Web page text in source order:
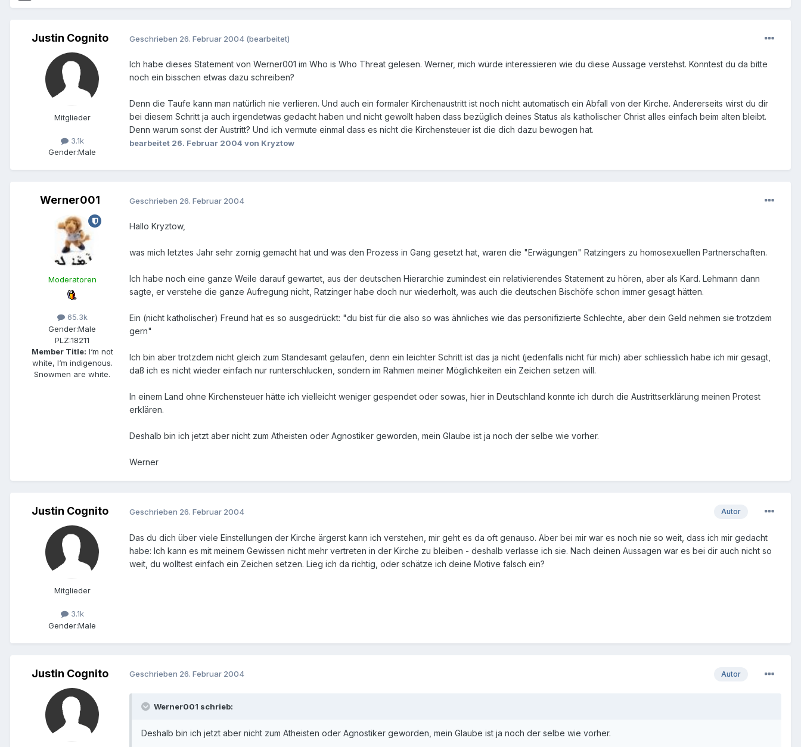
Justin Cognito
Mitglieder
3.1k
Gender:Male
Geschrieben 26. Februar 2004 (bearbeitet)
Ich habe dieses Statement von Werner001 im Who is Who Threat gelesen. Werner, mich würde interessieren wie du diese Aussage verstehst. Könntest du da bitte
noch ein bisschen etwas dazu schreiben?
Denn die Taufe kann man natürlich nie verlieren. Und auch ein formaler Kirchenaustritt ist noch nicht automatisch ein Abfall von der Kirche. Andererseits wirst du dir
bei diesem Schritt ja auch irgendetwas gedacht haben und nicht gewollt haben dass bezüglich deines Status als katholischer Christ alles einfach beim alten bleibt.
Denn warum sonst der Austritt? Und ich vermute einmal dass es nicht die Kirchensteuer ist die dich dazu bewogen hat.
bearbeitet 26. Februar 2004 von Kryztow
Werner001
Moderatoren
65.3k
Gender:Male
PLZ:18211
Member Title: I‘m not
white, I‘m indigenous.
Snowmen are white.
Geschrieben 26. Februar 2004
Hallo Kryztow,
was mich letztes Jahr sehr zornig gemacht hat und was den Prozess in Gang gesetzt hat, waren die "Erwägungen" Ratzingers zu homosexuellen Partnerschaften.
Ich habe noch eine ganze Weile darauf gewartet, aus der deutschen Hierarchie zumindest ein relativierendes Statement zu hören, aber als Kard. Lehmann dann
sagte, er verstehe die ganze Aufregung nicht, Ratzinger habe doch nur wiederholt, was auch die deutschen Bischöfe schon immer gesagt hätten.
Ein (nicht katholischer) Freund hat es so ausgedrückt: "du bist für die also so was ähnliches wie das personifizierte Schlechte, aber dein Geld nehmen sie trotzdem
gern"
Ich bin aber trotzdem nicht gleich zum Standesamt gelaufen, denn ein leichter Schritt ist das ja nicht (jedenfalls nicht für mich) aber schliesslich habe ich mir gesagt,
daß ich es nicht wieder einfach nur runterschlucken, sondern im Rahmen meiner Möglichkeiten ein Zeichen setzen will.
In einem Land ohne Kirchensteuer hätte ich vielleicht weniger gespendet oder sowas, hier in Deutschland konnte ich durch die Austrittserklärung meinen Protest
erklären.
Deshalb bin ich jetzt aber nicht zum Atheisten oder Agnostiker geworden, mein Glaube ist ja noch der selbe wie vorher.
Werner
Justin Cognito
Mitglieder
3.1k
Gender:Male
Autor
Geschrieben 26. Februar 2004
Das du dich über viele Einstellungen der Kirche ärgerst kann ich verstehen, mir geht es da oft genauso. Aber bei mir war es noch nie so weit, dass ich mir gedacht
habe: Ich kann es mit meinem Gewissen nicht mehr vertreten in der Kirche zu bleiben - deshalb verlasse ich sie. Nach deinen Aussagen war es bei dir auch nicht so
weit, du wolltest einfach ein Zeichen setzen. Lieg ich da richtig, oder schätze ich deine Motive falsch ein?
Justin Cognito Autor
Geschrieben 26. Februar 2004
Werner001 schrieb:
Deshalb bin ich jetzt aber nicht zum Atheisten oder Agnostiker geworden, mein Glaube ist ja noch der selbe wie vorher.